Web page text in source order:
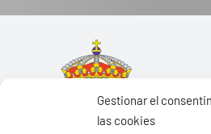
Gestionar el
las cookies